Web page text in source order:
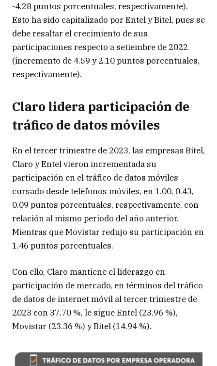
-4.28 puntos porcentuales, respectivamente).
Esto ha sido capitalizado por Entel y Bitel, pues se
debe resaltar el crecimiento de sus
participaciones respecto a setiembre de 2022
(incremento de 4.59 y 2.10 puntos porcentuales,
respectivamente).
Claro lidera participación de
tráfico de datos móviles
En el tercer trimestre de 2023, las empresas Bitel,
Claro y Entel vieron incrementada su
participación en el tráfico de datos móviles
cursado desde teléfonos móviles, en 1.00, 0.43,
0.09 puntos porcentuales, respectivamente, con
relación al mismo periodo del año anterior.
Mientras que Movistar redujo su participación en
1.46 puntos porcentuales.
Con ello, Claro mantiene el liderazgo en
participación de mercado, en términos del tráfico
de datos de internet móvil al tercer trimestre de
2023 con 37.70 %, le sigue Entel (23.96 %),
Movistar (23.36 %) y Bitel (14.94 %).